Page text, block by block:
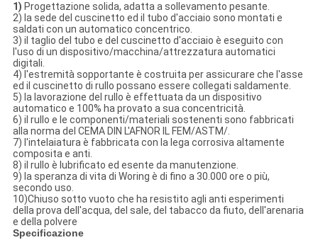
1) Progettazione solida, adatta a sollevamento pesante.
2) la sede del cuscinetto ed il tubo d'acciaio sono montati e
saldati con un automatico concentrico.
3) il taglio del tubo e del cuscinetto d'acciaio è eseguito con
l'uso di un dispositivo/macchina/attrezzatura automatici
digitali.
4) l'estremità sopportante è costruita per assicurare che l'asse
ed il cuscinetto di rullo possano essere collegati saldamente.
5) la lavorazione del rullo è effettuata da un dispositivo
automatico e 100% ha provato a sua concentricità.
6) il rullo e le componenti/materiali sostenenti sono fabbricati
alla norma del CEMA DIN L'AFNOR IL FEM/ASTM/.
7) l'intelaiatura è fabbricata con la lega corrosiva altamente
composita e anti.
8) il rullo è lubrificato ed esente da manutenzione.
9) la speranza di vita di Woring è di fino a 30.000 ore o più,
secondo uso.
10)Chiuso sotto vuoto che ha resistito agli anti esperimenti
della prova dell'acqua, del sale, del tabacco da fiuto, dell'arenaria
e della polvere
Specificazione